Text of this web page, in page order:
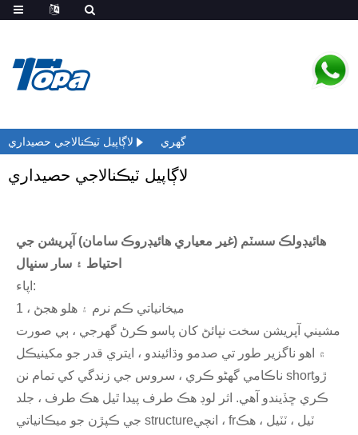
گهري لاڳاپيل ٽيڪنالاجي حصيداري
لاڳاپيل ٽيڪنالاجي حصيداري
هائيڊولڪ سسٽم (غير معياري هائيڊروڪ سامان) آپريشن جي
احتياط ۽ سار سنڀال
اپاء:
1 ، ميخانياتي ڪم نرم ۽ هلو هجڻ
مشيني آپريشن سخت نڀائڻ کان پاسو ڪرڻ گهرجي ، ٻي صورت
۾ اهو ناگزير طور تي صدمو وڌائيندو ، ايتري قدر جو مکينيڪل
ناڪامي گهڻو ڪري ، سروس جي زندگي کي تمام نن shortڙو
ڪري ڇڏيندو آهي. اثر لوڊ هڪ طرف پيدا ٿيل هڪ طرف ، جلد
جي ڪپڙن جو ميڪانياتي structureانچي ، frٽيل ، ٽٽيل ، هڪ